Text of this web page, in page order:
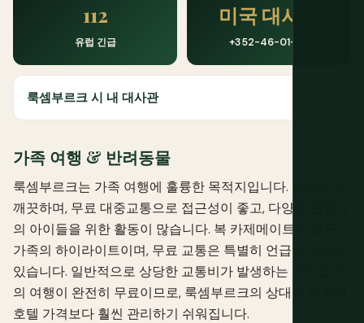
112
유럽 긴급
미국 대사관
+352-46-01-23
룩셈부르크 시 내 대사관
가족 여행 & 반려동물
룩셈부르크는 가족 여행에 훌륭한 목적지입니다. 안전하고,
깨끗하며, 무료 대중교통으로 접근성이 좋고, 다양한 연령대
의 아이들을 위한 활동이 많습니다. 복 카제메이트는 모든
가족의 하이라이트이며, 무료 교통은 특별히 언급할 가치가
있습니다. 일반적으로 상당한 교통비가 발생하는 아이들과
의 여행이 완전히 무료이므로, 룩셈부르크의 상대적 비용이
호텔 가격보다 훨씬 관리하기 쉬워집니다.